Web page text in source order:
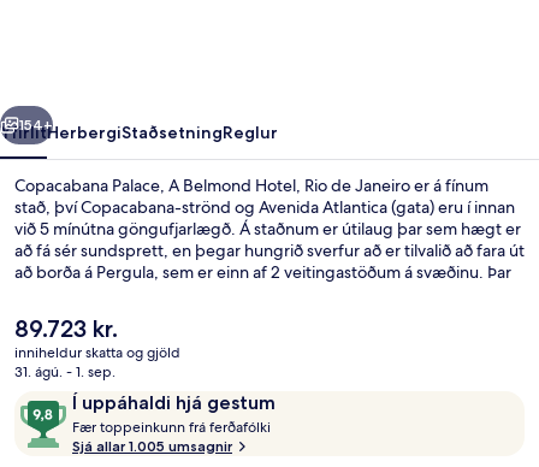
de
Janeiro
Næsta
154+
YfirlitHerbergiStaðsetningReglur
Copacabana Palace, A Belmond Hotel, Rio de Janeiro er á fínum
stað, því Copacabana-strönd og Avenida Atlantica (gata) eru í innan
við 5 mínútna göngufjarlægð. Á staðnum er útilaug þar sem hægt er
að fá sér sundsprett, en þegar hungrið sverfur að er tilvalið að fara út
að borða á Pergula, sem er einn af 2 veitingastöðum á svæðinu. Þar
morgunverð, hádegisverð og kvöldverð. Meðal annarra þæginda
sem þú getur hlakkað til að njóta á þessu hóteli fyrir vandláta eru bar
við sundlaugarbakkann, líkamsræktaraðstaða og utanhúss
tennisvöllur. Aðrir gestir hafa sagt okkur að þeir hafi verið
sérstaklega sáttir við hjálpsamt starfsfólk og ástand gististaðarins
almennt. Gististaðurinn er stutt frá almenningssamgöngum: Cardeal
Arcoverde lestarstöðin er í 5 mínútna göngufjarlægð.
Núverandi
verð
er
89.723 kr.
89.723 kr.
inniheldur skatta og gjöld
31. ágú. - 1. sep.
UmsagnirÍ uppáhaldi hjá gestum
9,8
af
10,
Fær toppeinkunn frá ferðafólki
Sjá allar 1.005 umsagnir